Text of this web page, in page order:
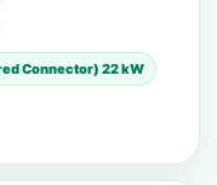
Connector) 22 kW